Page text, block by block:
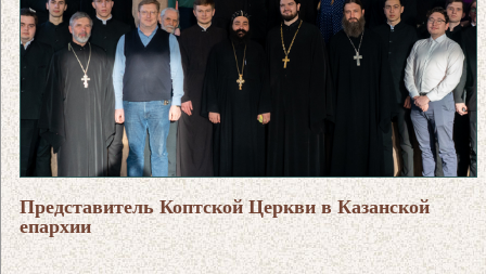
Представитель Коптской Церкви в Казанской
епархии